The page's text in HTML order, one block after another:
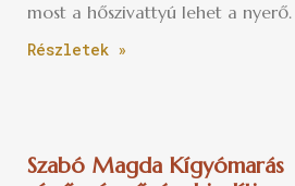
most a hőszivattyú lehet a nyerő.
Részletek »
Szabó Magda Kígyómarás